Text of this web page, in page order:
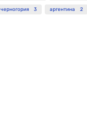
черногория 3 аргентина 2